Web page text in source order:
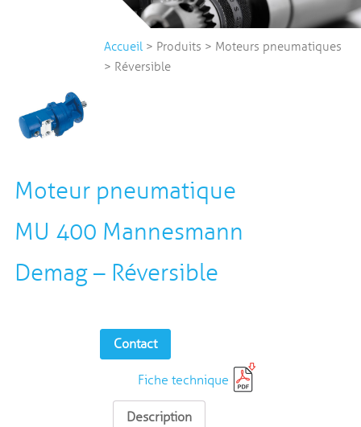
Accueil > Produits > Moteurs pneumatiques
> Réversible
Moteur pneumatique
MU 400 Mannesmann
Demag – Réversible
Contact
Fiche technique
Description